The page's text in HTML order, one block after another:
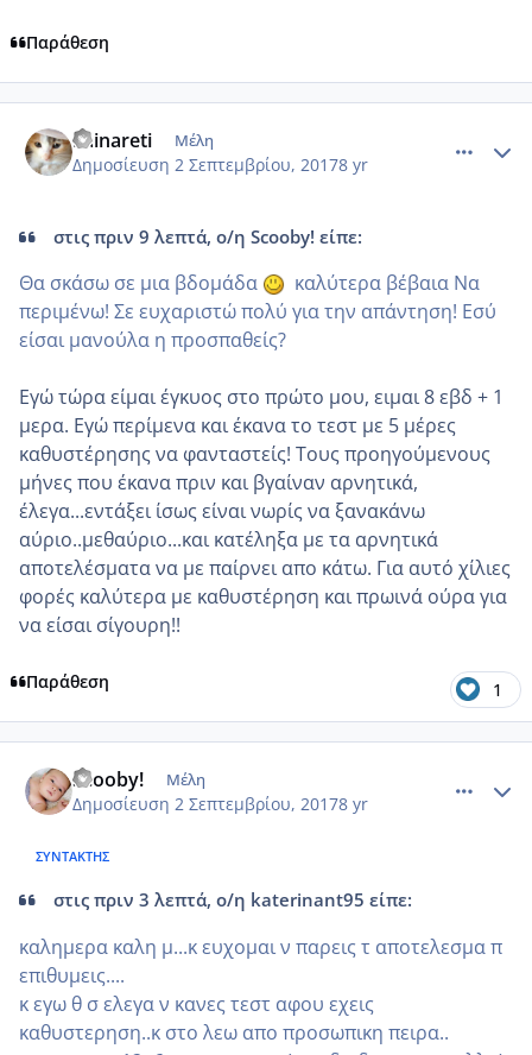
Παράθεση
Fainareti Μέλη
Δημοσίευση 2 Σεπτεμβρίου, 20178 yr
στις πριν 9 λεπτά, ο/η Scooby! είπε:
Θα σκάσω σε μια βδομάδα
καλύτερα βέβαια Να
περιμένω! Σε ευχαριστώ πολύ για την απάντηση! Εσύ
είσαι μανούλα η προσπαθείς?
Εγώ τώρα είμαι έγκυος στο πρώτο μου, ειμαι 8 εβδ + 1
μερα. Εγώ περίμενα και έκανα το τεστ με 5 μέρες
καθυστέρησης να φανταστείς! Τους προηγούμενους
μήνες που έκανα πριν και βγαίναν αρνητικά,
έλεγα...εντάξει ίσως είναι νωρίς να ξανακάνω
αύριο..μεθαύριο...και κατέληξα με τα αρνητικά
αποτελέσματα να με παίρνει απο κάτω. Για αυτό χίλιες
φορές καλύτερα με καθυστέρηση και πρωινά ούρα για
να είσαι σίγουρη!!
Παράθεση 1
Scooby! Μέλη
Δημοσίευση 2 Σεπτεμβρίου, 20178 yr
ΣΥΝΤΆΚΤΗΣ
στις πριν 3 λεπτά, ο/η katerinant95 είπε:
καλημερα καλη μ...κ ευχομαι ν παρεις τ αποτελεσμα π
επιθυμεις....
κ εγω θ σ ελεγα ν κανες τεστ αφου εχεις
καθυστερηση..κ στο λεω απο προσωπικη πειρα..